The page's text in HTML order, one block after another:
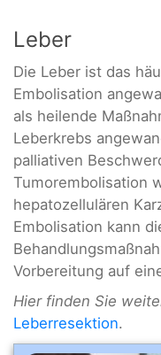
Leber
Die Leber ist das
Embolisation
als heilende
Leberkrebs
palliativen
Tumorembolisation
hepatozellulären
Embolisation kann
Vorbereitung auf
Hier finden Sie
Leberresektion.